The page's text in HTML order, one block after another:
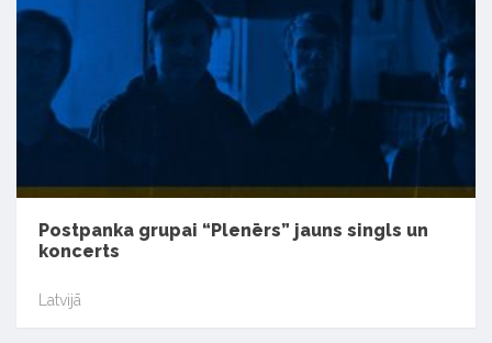
Postpanka grupai “Plenērs” jauns singls un
koncerts
Latvijā